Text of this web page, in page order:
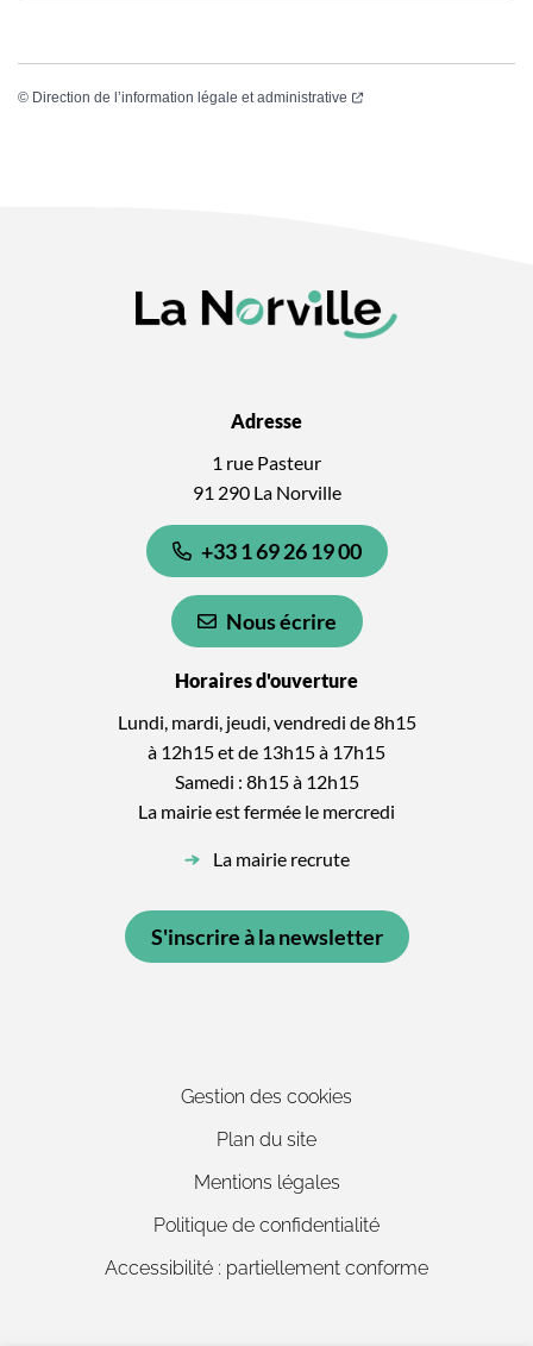
© Direction de l’information légale et administrative (ouverture dans un
Adresse
1 rue Pasteur
91 290 La Norville
+33 1 69 26 19 00
Nous écrire
Horaires d'ouverture
Lundi, mardi, jeudi, vendredi de 8h15
à 12h15 et de 13h15 à 17h15
Samedi : 8h15 à 12h15
La mairie est fermée le mercredi
La mairie recrute
S'inscrire à la newsletter
Gestion des cookies
Plan du site
Mentions légales
Politique de confidentialité
Accessibilité : partiellement conforme